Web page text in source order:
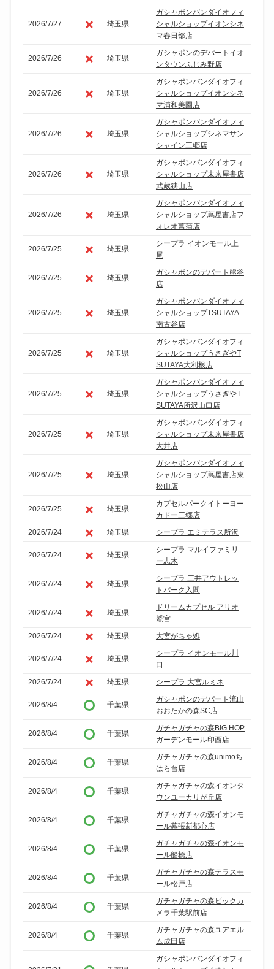
2026/7/27 埼玉県
ガシャポンバンダイオフィ
シャルショップイオンシネ
マ春日部店
2026/7/26 埼玉県
ガシャポンのデパートイオ
ンタウンふじみ野店
2026/7/26 埼玉県
ガシャポンバンダイオフィ
シャルショップイオンシネ
マ浦和美園店
2026/7/26 埼玉県
ガシャポンバンダイオフィ
シャルショップシネマサン
シャイン三郷店
2026/7/26 埼玉県
ガシャポンバンダイオフィ
シャルショップ未来屋書店
武蔵狭山店
2026/7/26 埼玉県
ガシャポンバンダイオフィ
シャルショップ蔦屋書店フ
ォレオ菖蒲店
2026/7/25 埼玉県
シープラ イオンモール上
尾
2026/7/25 埼玉県
ガシャポンのデパート熊谷
店
2026/7/25 埼玉県
ガシャポンバンダイオフィ
シャルショップTSUTAYA
南古谷店
2026/7/25 埼玉県
ガシャポンバンダイオフィ
シャルショップうさぎやT
SUTAYA大利根店
2026/7/25 埼玉県
ガシャポンバンダイオフィ
シャルショップうさぎやT
SUTAYA所沢山口店
2026/7/25 埼玉県
ガシャポンバンダイオフィ
シャルショップ未来屋書店
大井店
2026/7/25 埼玉県
ガシャポンバンダイオフィ
シャルショップ蔦屋書店東
松山店
2026/7/25 埼玉県
カプセルパークイトーヨー
カドー三郷店
2026/7/24
埼玉県 シープラ エミテラス所沢
2026/7/24 埼玉県
シープラ マルイファミリ
ー志木
2026/7/24 埼玉県
シープラ 三井アウトレッ
トパーク入間
2026/7/24 埼玉県
ドリームカプセル アリオ
鷲宮
2026/7/24
埼玉県 大宮がちゃ処
2026/7/24 埼玉県
シープラ イオンモール川
口
2026/7/24
埼玉県 シープラ 大宮ルミネ
2026/8/4 千葉県
ガシャポンのデパート流山
おおたかの森SC店
2026/8/4 千葉県
ガチャガチャの森BIG HOP
ガーデンモール印西店
2026/8/4 千葉県
ガチャガチャの森unimoち
はら台店
2026/8/4 千葉県
ガチャガチャの森イオンタ
ウンユーカリが丘店
2026/8/4 千葉県
ガチャガチャの森イオンモ
ール幕張新都心店
2026/8/4 千葉県
ガチャガチャの森イオンモ
ール船橋店
2026/8/4 千葉県
ガチャガチャの森テラスモ
ール松戸店
2026/8/4 千葉県
ガチャガチャの森ビックカ
メラ千葉駅前店
2026/8/4 千葉県
ガチャガチャの森ユアエル
ム成田店
ガシャポンバンダイオフィ